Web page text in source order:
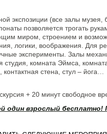
экспозиции (все залы
позволяется трогать
миром, строением и
логики, воображения. Для
эксперименты. Залы
студия, комната Эймса,
стена, стул – йога…
+ 20 минут свободное
взрослый бесплатно!